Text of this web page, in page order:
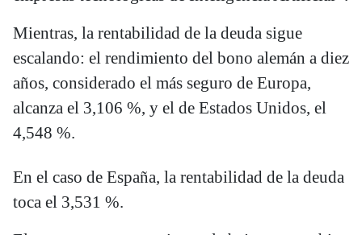
Mientras, la rentabilidad de la deuda sigue
escalando: el rendimiento del bono alemán a diez
años, considerado el más seguro de Europa,
alcanza el 3,106 %, y el de Estados Unidos, el
4,548 %.
En el caso de España, la rentabilidad de la deuda
toca el 3,531 %.